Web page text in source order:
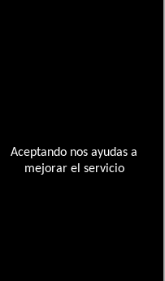
Aceptando nos ayudas a
mejorar el servicio
(Título francés):
Κέιτ
hindi):
(Título Inglés):